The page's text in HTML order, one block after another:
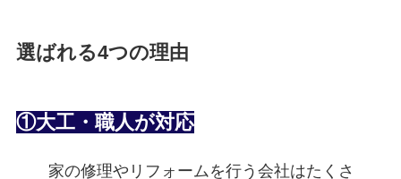
選ばれる4つの理由
①大工・職人が対応
家の修理やリフォームを行う会社はたくさ